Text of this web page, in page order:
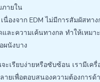
ภายใน
เนื่องจาก EDM ไม่มีการสัมผัสทา
และความเค้นทางกล ทำให้เหมา
ผนังบาง
เรียบง่ายหรือซับซ้อน เรามีเครื่
ายเพื่อตอบสนองความต้องการ